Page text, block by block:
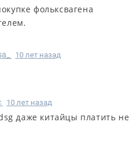
фольксвагена
10 лет назад
10 лет назад
даже китайцы платить не